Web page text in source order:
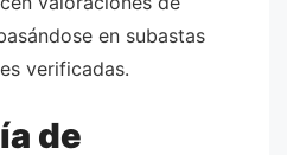
en subastas
verificadas.
de